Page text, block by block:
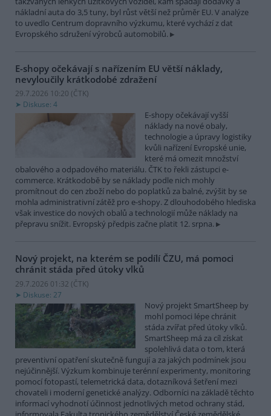
nákladní auta do 3,5 tuny, byl růst větší než průměr EU. V analýze
to uvedlo Centrum dopravního výzkumu, které vychází z dat
Evropského sdružení výrobců automobilů.
E-shopy očekávají s nařízením EU větší náklady,
nevyloučily krátkodobé zdražení
29.7.2026 10:20 (ČTK)
Diskuse: 4
E-shopy očekávají vyšší
náklady na nové obaly,
technologie a úpravy logistiky
kvůli nařízení Evropské unie,
které má omezit množství
obalového a odpadového materiálu. ČTK to řekli zástupci e-
commerce. Krátkodobě by se náklady podle nich mohly
promítnout do cen zboží nebo do poplatků za balné, zvýšit by se
mohla administrativní zátěž pro e-shopy. Z dlouhodobého hlediska
však investice do nových obalů a technologií může náklady na
přepravu snížit. Evropský předpis začne platit 12. srpna.
Nový projekt, na kterém se podílí ČZU, má pomoci
chránit stáda před útoky vlků
29.7.2026 01:32 (ČTK)
Diskuse: 27
Nový projekt SmartSheep by
mohl pomoci lépe chránit
stáda zvířat před útoky vlků.
SmartSheep má za cíl získat
spolehlivá data o tom, která
preventivní opatření skutečně fungují a za jakých podmínek jsou
nejúčinnější. Výzkum kombinuje terénní experimenty, monitoring
pomocí fotopastí, telemetrická data, dotazníková šetření mezi
chovateli i moderní genetické analýzy. Odborníci na základě těchto
informací vyhodnotí účinnost jednotlivých metod ochrany stád,